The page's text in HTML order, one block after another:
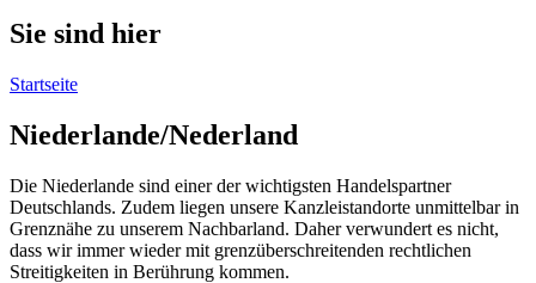
Sie sind hier
Startseite
Niederlande/Nederland
Die Niederlande sind einer der wichtigsten Handelspartner
Deutschlands. Zudem liegen unsere Kanzleistandorte unmittelbar in
Grenznähe zu unserem Nachbarland. Daher verwundert es nicht,
dass wir immer wieder mit grenzüberschreitenden rechtlichen
Streitigkeiten in Berührung kommen.